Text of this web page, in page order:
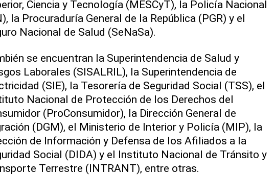
Ciencia y Tecnología (MESCyT), la Policía Nacional
la Procuraduría General de la República (PGR) y el
Nacional de Salud (SeNaSa).
se encuentran la Superintendencia de Salud y
Laborales (SISALRIL), la Superintendencia de
(SIE), la Tesorería de Seguridad Social (TSS), el
Nacional de Protección de los Derechos del
(ProConsumidor), la Dirección General de
(DGM), el Ministerio de Interior y Policía (MIP), la
de Información y Defensa de los Afiliados a la
Social (DIDA) y el Instituto Nacional de Tránsito y
Terrestre (INTRANT), entre otras.